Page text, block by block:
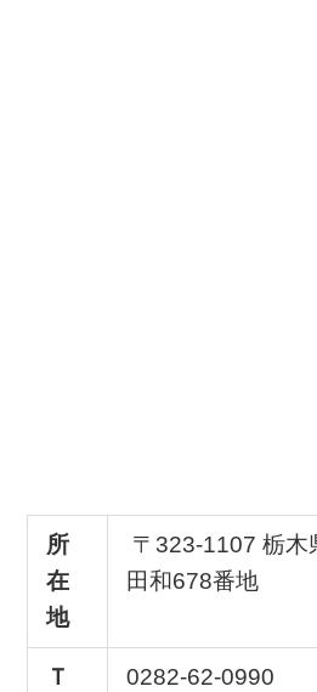
所
在
地
〒323-1107 栃木
田和678番地
Ｔ
0282-62-0990